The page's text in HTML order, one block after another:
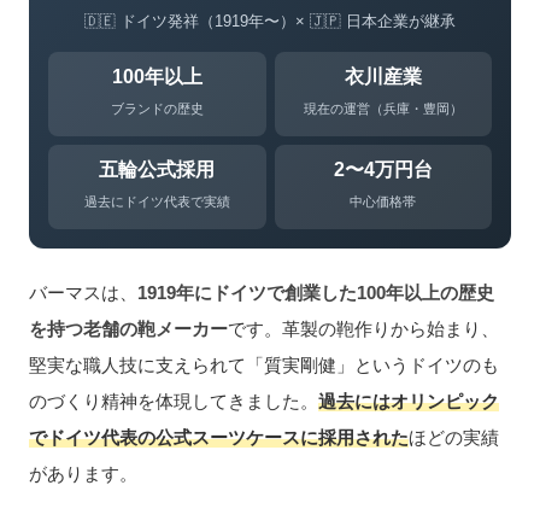
🇩🇪 ドイツ発祥（1919年〜）× 🇯🇵 日本企業が継承
100年以上
ブランドの歴史
衣川産業
現在の運営（兵庫・豊岡）
五輪公式採用
過去にドイツ代表で実績
2〜4万円台
中心価格帯
バーマスは、 1919年にドイツで創業した100年以上の歴史
を持つ老舗の鞄メーカーです。革製の鞄作りから始まり、
堅実な職人技に支えられて「質実剛健」というドイツのも
のづくり精神を体現してきました。 過去にはオリンピック
でドイツ代表の公式スーツケースに採用されたほどの実績
があります。